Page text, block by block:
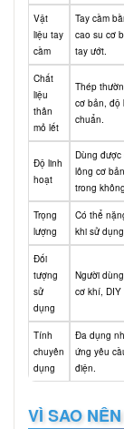
Vật
liệu tay
cầm
Tay cầm
cao su cơ
tay ướt.
Chất
liệu
thân
mỏ lết
Thép
cơ bản, độ
chuẩn.
Độ linh
hoạt
Dùng được
lông cơ
trong
Trọng
lượng
Có thể
khi sử
Đối
tượng
sử
dụng
Người
cơ khí, DIY
Tính
chuyên
dụng
Đa dụng
ứng yêu
điện.
VÌ SAO